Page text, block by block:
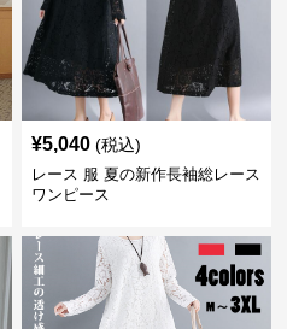
¥5,040 (税込)
レース 服 夏の新作長袖総レース
ワンピース